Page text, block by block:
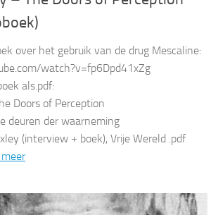
over het gebruik van de drug Mescaline:
watch?v=fp6Dpd41xZg
als.pdf:
Doors of Perception
deuren der waarneming
(interview + boek), Vrije Wereld .pdf